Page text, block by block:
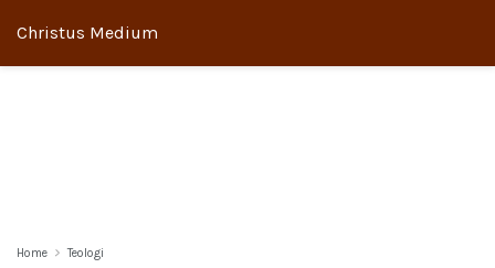
Christus Medium
Home Teologi